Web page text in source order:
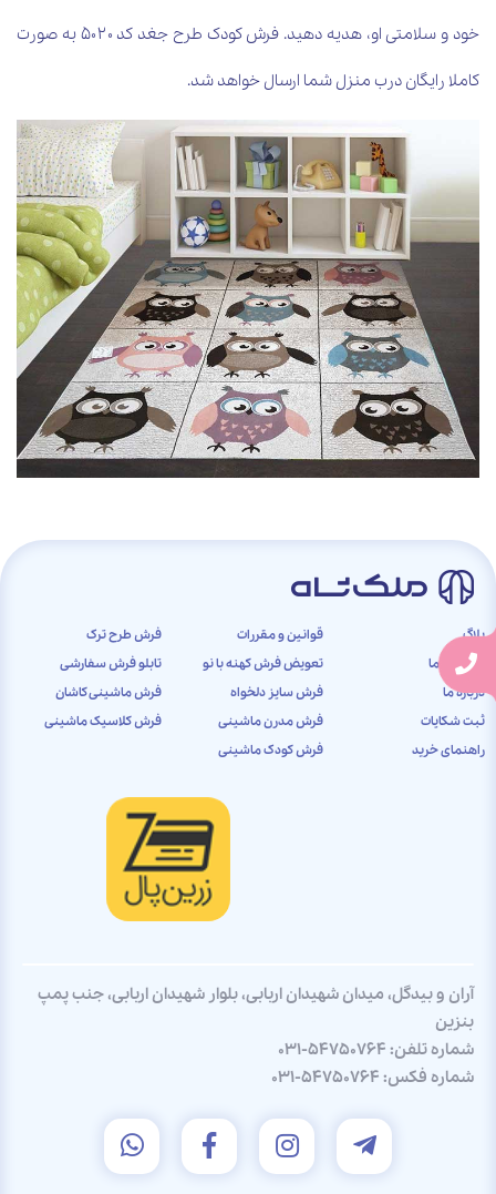
خود و سلامتی او، هدیه دهید. فرش کودک طرح جغد کد ۵۰۲۰ به صورت
کاملا رایگان درب منزل شما ارسال خواهد شد.
بلاگ
تماس با ما
درباره ما
ثبت شکایات
راهنمای خرید
قوانین و مقررات
تعویض فرش کهنه با نو
فرش سایز دلخواه
فرش مدرن ماشینی
فرش کودک ماشینی
فرش طرح ترک
تابلو فرش سفارشی
فرش ماشینی کاشان
فرش کلاسیک ماشینی
آران و بیدگل، میدان شهیدان اربابی، بلوار شهیدان اربابی، جنب پمپ
بنزین
شماره تلفن: 031-54750764
شماره فکس: 031-54750764